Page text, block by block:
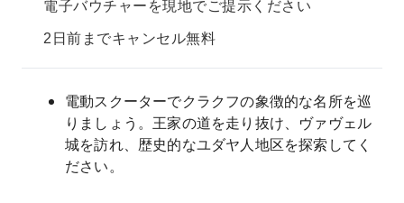
電子バウチャーを現地でご提示ください
2日前までキャンセル無料
電動スクーターでクラクフの象徴的な名所を巡
りましょう。王家の道を走り抜け、ヴァヴェル
城を訪れ、歴史的なユダヤ人地区を探索してく
ださい。